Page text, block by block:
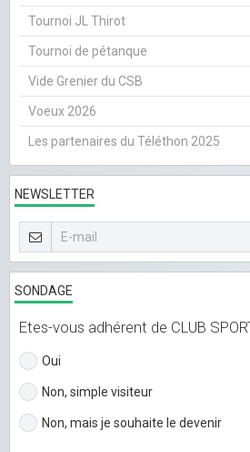
Tournoi JL Thirot
Tournoi de pétanque
Vide Grenier du CSB
Voeux 2026
Les partenaires du Téléthon 2025
NEWSLETTER
SONDAGE
Etes-vous adhérent de CLUB
Oui
Non, simple visiteur
Non, mais je souhaite le devenir